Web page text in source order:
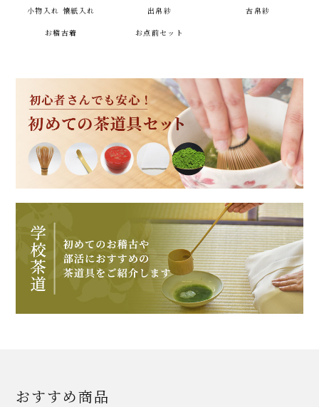
小物入れ 懐紙入れ 出帛紗 古帛紗
お稽古着
お点前セット
七事式 書籍
野点用品
水指 薄茶器
仕服
縁高 食籠
菓子鉢 干菓子器 黒文字
蓋置 柄杓
茶筅 茶巾 義山・ガラス
おすすめ商品